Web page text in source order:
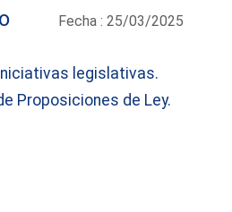
Fecha : 25/03/2025
legislativas.
Proposiciones de Ley.